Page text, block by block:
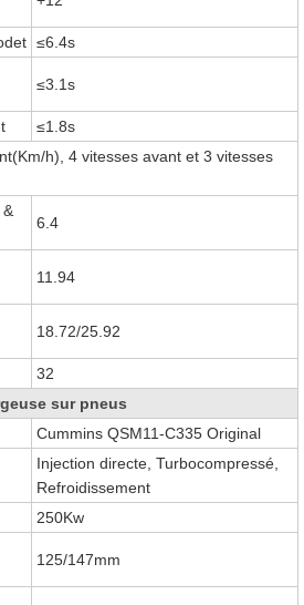
≤6.4s
≤3.1s
≤1.8s
h), 4 vitesses avant et 3 vitesses
&
6.4
11.94
18.72/25.92
32
sur pneus
Cummins QSM11-C335 Original
Injection directe, Turbocompressé,
Refroidissement
250Kw
125/147mm